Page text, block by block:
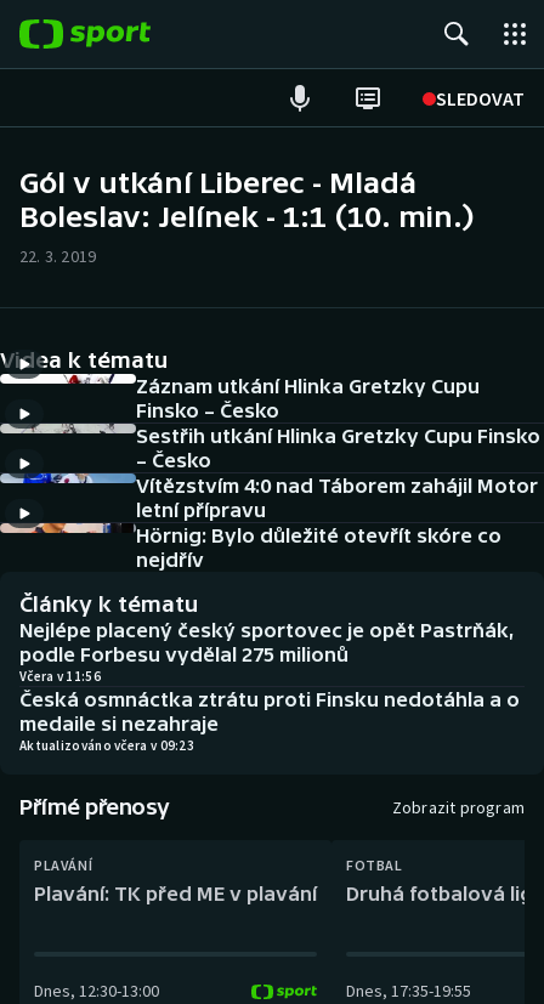
SLEDOVAT
Hokej
Cyklistika
DALŠÍ SPORTY
Americký fotbal
Baseball a softbal
Basketbal
Biatlon
Boby a skeleton
Box
Curling
NEPŘEHLÉDNĚTE
Historické návraty
Aplikace ČT sport
AZ kvíz
Gól v utkání Liberec - Mladá
Boleslav: Jelínek - 1:1 (10. min.)
22. 3. 2019
Videa k tématu
Záznam utkání Hlinka Gretzky Cupu
Finsko – Česko
Sestřih utkání Hlinka Gretzky Cupu Finsko
– Česko
Vítězstvím 4:0 nad Táborem zahájil Motor
letní přípravu
Hörnig: Bylo důležité otevřít skóre co
nejdřív
Články k tématu
Nejlépe placený český sportovec je opět Pastrňák,
podle Forbesu vydělal 275 milionů
Včera v 11:56
Česká osmnáctka ztrátu proti Finsku nedotáhla a o
medaile si nezahraje
Aktualizováno včera v 09:23
Přímé přenosy Zobrazit program
PLAVÁNÍ
Plavání: TK před ME v plavání
Dnes, 12:30-13:00
FOTBAL
Druhá fotbalová
Dnes, 17:35-19:55